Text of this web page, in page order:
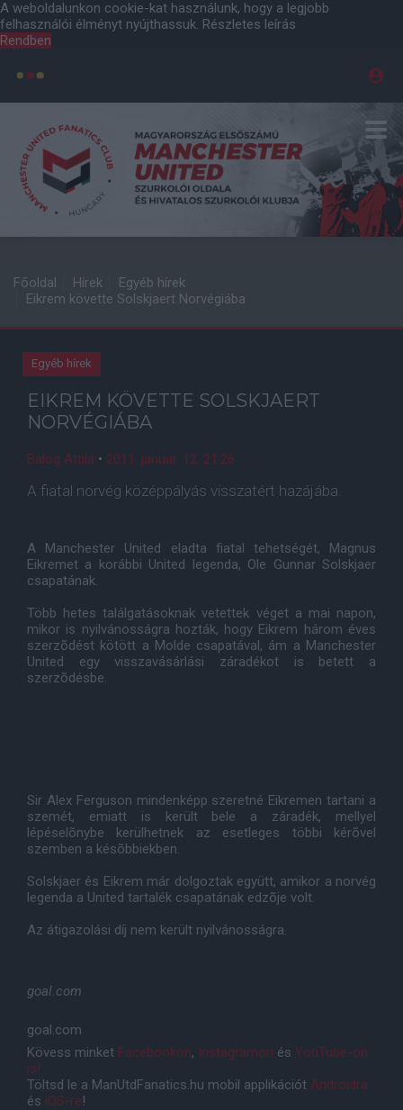
A weboldalunkon cookie-kat használunk, hogy a legjobb
felhasználói élményt nyújthassuk. Részletes leírás
Rendben
Főoldal Hírek
Egyéb hírek
Eikrem követte Solskjaert Norvégiába
Egyéb hírek
EIKREM KÖVETTE SOLSKJAERT
NORVÉGIÁBA
Balog Attila • 2011. január. 12. 21:26
A fiatal norvég középpályás visszatért hazájába.
A Manchester United eladta fiatal tehetségét, Magnus
Eikremet a korábbi United legenda, Ole Gunnar Solskjaer
csapatának.
Több hetes találgatásoknak vetettek véget a mai napon,
mikor is nyilvánosságra hozták, hogy Eikrem három éves
szerzõdést kötött a Molde csapatával, ám a Manchester
United egy visszavásárlási záradékot is betett a
szerzõdésbe.
Sir Alex Ferguson mindenképp szeretné Eikremen tartani a
szemét, emiatt is került bele a záradék, mellyel
lépéselõnybe kerülhetnek az esetleges többi kérõvel
szemben a késõbbiekben.
Solskjaer és Eikrem már dolgoztak együtt, amikor a norvég
legenda a United tartalék csapatának edzõje volt.
Az átigazolási díj nem került nyilvánosságra.
goal.com
goal.com
Kövess minket Facebookon, Instagramon és YouTube-on
is!
Töltsd le a ManUtdFanatics.hu mobil applikációt Androidra
és iOS-re!